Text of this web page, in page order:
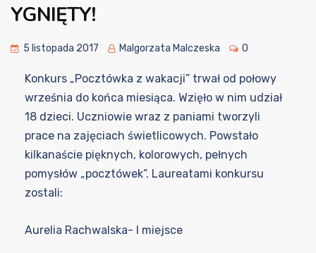
YGNIĘTY!
5 listopada 2017 Malgorzata Malczeska 0
Konkurs „Pocztówka z wakacji” trwał od połowy
września do końca miesiąca. Wzięło w nim udział
18 dzieci. Uczniowie wraz z paniami tworzyli
prace na zajęciach świetlicowych. Powstało
kilkanaście pięknych, kolorowych, pełnych
pomysłów „pocztówek”. Laureatami konkursu
zostali:
Aurelia Rachwalska- I miejsce